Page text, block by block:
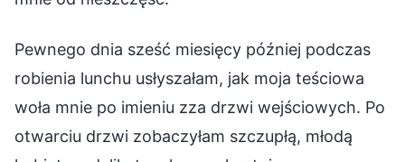
Pewnego dnia sześć miesięcy później podczas
robienia lunchu usłyszałam, jak moja teściowa
woła mnie po imieniu zza drzwi wejściowych. Po
otwarciu drzwi zobaczyłam szczupłą, młodą